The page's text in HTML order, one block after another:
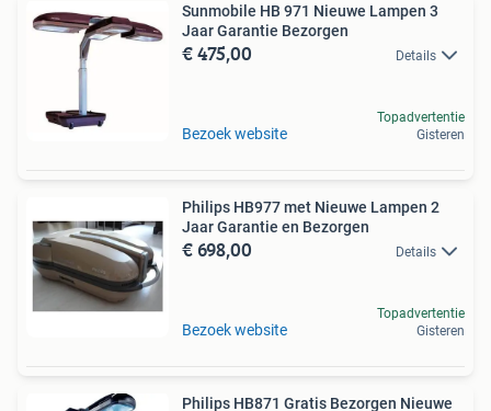
Sunmobile HB 971 Nieuwe Lampen 3
Jaar Garantie Bezorgen
€ 475,00 Details
Bezoek website
Topadvertentie
Gisteren
Philips HB977 met Nieuwe Lampen 2
Jaar Garantie en Bezorgen
€ 698,00 Details
Bezoek website
Topadvertentie
Gisteren
Philips HB871 Gratis Bezorgen Nieuwe